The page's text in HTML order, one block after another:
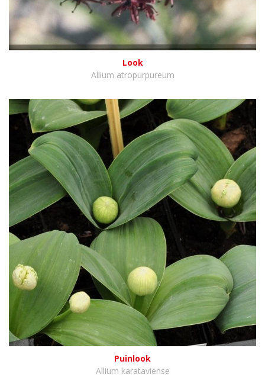
Look
Allium atropurpureum
Puinlook
Allium karataviense